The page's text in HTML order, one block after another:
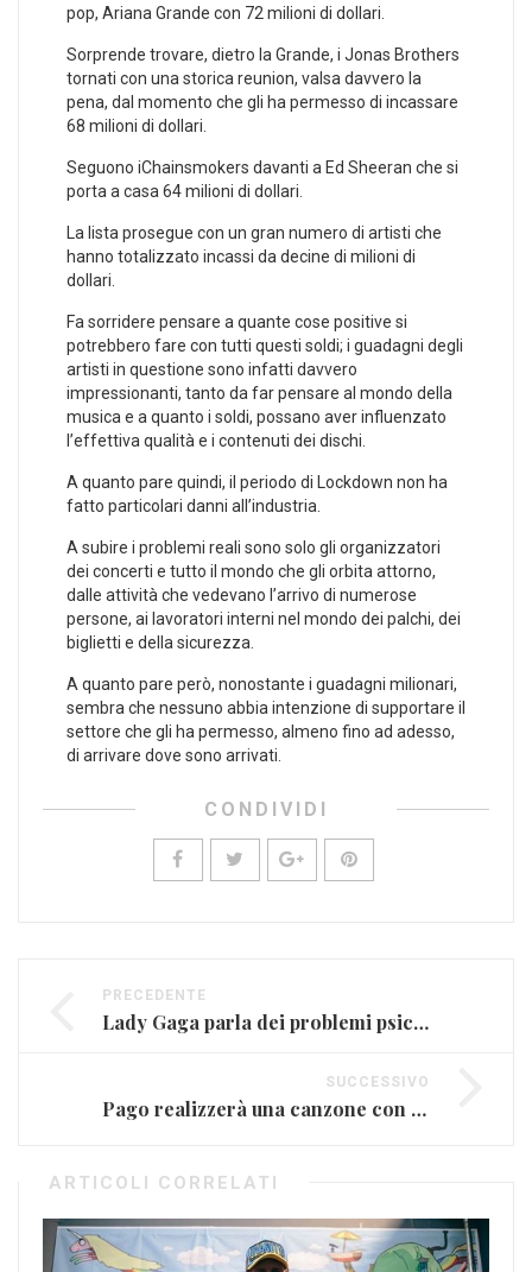
pop, Ariana Grande con 72 milioni di dollari.
Sorprende trovare, dietro la Grande, i Jonas Brothers
tornati con una storica reunion, valsa davvero la
pena, dal momento che gli ha permesso di incassare
68 milioni di dollari.
Seguono iChainsmokers davanti a Ed Sheeran che si
porta a casa 64 milioni di dollari.
La lista prosegue con un gran numero di artisti che
hanno totalizzato incassi da decine di milioni di
dollari.
Fa sorridere pensare a quante cose positive si
potrebbero fare con tutti questi soldi; i guadagni degli
artisti in questione sono infatti davvero
impressionanti, tanto da far pensare al mondo della
musica e a quanto i soldi, possano aver influenzato
l’effettiva qualità e i contenuti dei dischi.
A quanto pare quindi, il periodo di Lockdown non ha
fatto particolari danni all’industria.
A subire i problemi reali sono solo gli organizzatori
dei concerti e tutto il mondo che gli orbita attorno,
dalle attività che vedevano l’arrivo di numerose
persone, ai lavoratori interni nel mondo dei palchi, dei
biglietti e della sicurezza.
A quanto pare però, nonostante i guadagni milionari,
sembra che nessuno abbia intenzione di supportare il
settore che gli ha permesso, almeno fino ad adesso,
di arrivare dove sono arrivati.
CONDIVIDI
PRECEDENTE
Lady Gaga parla dei problemi psicologici e dell’uso di psicofarmaci
SUCCESSIVO
Pago realizzerà una canzone con Paolo Palumbo
ARTICOLI CORRELATI